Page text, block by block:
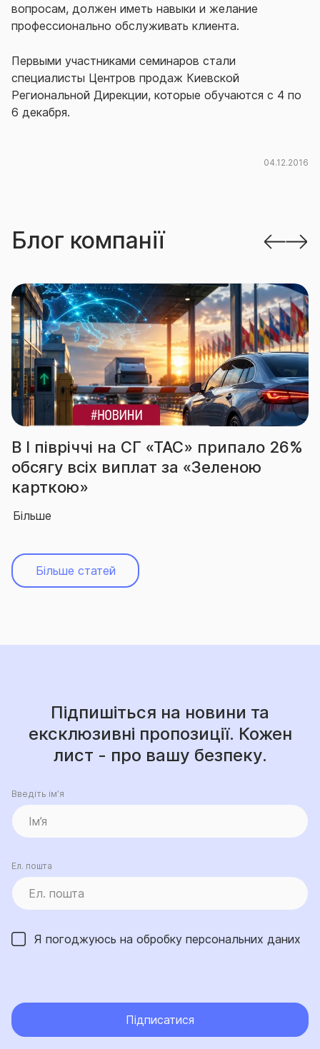
вопросам, должен иметь навыки и желание
профессионально обслуживать клиента.
Первыми участниками семинаров стали
специалисты Центров продаж Киевской
Региональной Дирекции, которые обучаются с 4 по
6 декабря.
04.12.2016
Блог компанії
СГ «ТАС» припало 26%
за «Зеленою
За підсумками
вчергове
Більше статей
Підпишіться на новини та
ексклюзивні пропозиції. Кожен
лист - про вашу безпеку.
Введіть ім’я
Ел. пошта
Я погоджуюсь на обробку персональних даних
Підписатися